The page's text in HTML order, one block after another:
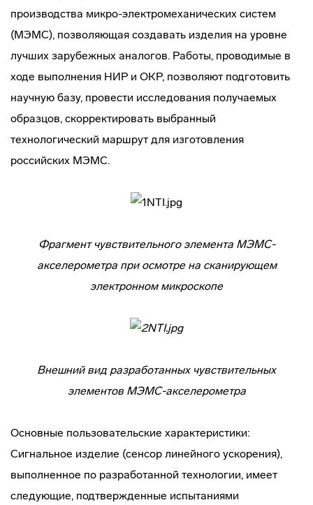
производства микро-электромеханических систем
(МЭМС), позволяющая создавать изделия на уровне
лучших зарубежных аналогов. Работы, проводимые в
ходе выполнения НИР и ОКР, позволяют подготовить
научную базу, провести исследования получаемых
образцов, скорректировать выбранный
технологический маршрут для изготовления
российских МЭМС.
Фрагмент чувствительного элемента МЭМС-
акселерометра при осмотре на сканирующем
электронном микроскопе
Внешний вид разработанных чувствительных
элементов МЭМС-акселерометра
Основные пользовательские характеристики:
Сигнальное изделие (сенсор линейного ускорения),
выполненное по разработанной технологии, имеет
следующие, подтвержденные испытаниями